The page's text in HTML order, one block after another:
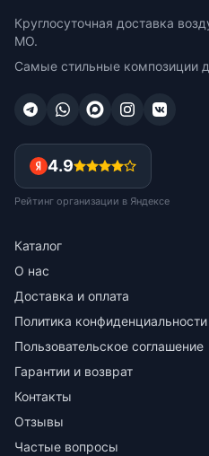
Круглосуточная доставка
МО.
Самые стильные композиции
4.9
Рейтинг организации в Яндексе
Каталог
О нас
Доставка и оплата
Политика конфиденциальности
Пользовательское соглашение
Гарантии и возврат
Контакты
Отзывы
Частые вопросы